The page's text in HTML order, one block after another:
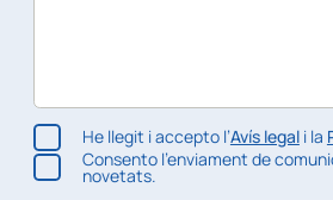
He llegit i accepto l’Avís legali la
Consento l’enviament de
novetats.